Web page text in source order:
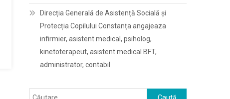
Direcția Generală de Asistență Socială și
Protecția Copilului Constanța angajeaza
infirmier, asistent medical, psiholog,
kinetoterapeut, asistent medical BFT,
administrator, contabil
Caută